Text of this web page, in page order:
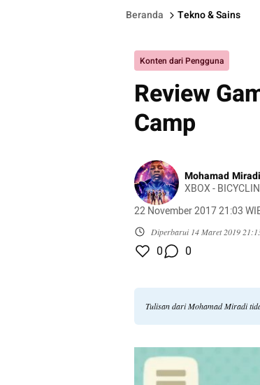
Beranda Tekno & Sains
Konten dari Pengguna
Review
Camp
Mohamad Miradi
XBOX -
22 November 2017 21:03
Diperbarui 14 Maret 2019
0 0
Tulisan dari Mohamad Miradi